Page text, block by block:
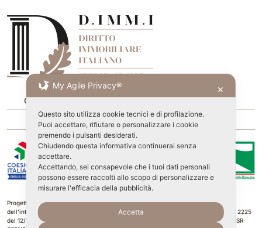
Come funziona D.IMM.I
Entra
Recupero Password
Privacy Policy
Progetto ammesso a finanziamento a fondo perduto, nella quota pari al 40%
dell’intero, a seguito di candidatura sul bando Regione Emilia Romagna D.G.R. N. 2225
del 12/12/2022, modificato con D.G.R. n. 1984 del 20/11/2023, programma POR FESR
My Agile Privacy® ✕
Questo sito utilizza cookie tecnici e di profilazione.
Puoi accettare, rifiutare o personalizzare i cookie
premendo i pulsanti desiderati.
Chiudendo questa informativa continuerai senza
accettare.
Accettando, sei consapevole che i tuoi dati personali
possono essere raccolti allo scopo di personalizzare e
misurare l'efficacia della pubblicità.
Accetta